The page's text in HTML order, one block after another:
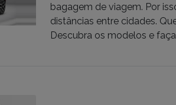
bagagem de viagem. Por
distâncias entre cidades.
Descubra os modelos e